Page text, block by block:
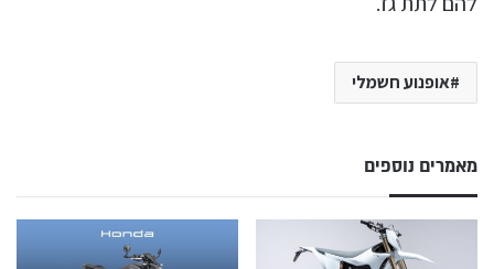
אופנוע חשמלי
מאמרים נוספים